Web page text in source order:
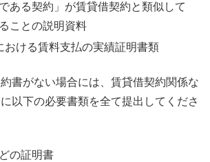
ある契約」が賃貸借契約と類似して
ことの説明資料
おける賃料支払の実績証明書類
書がない場合には、賃貸借契約関係な
以下の必要書類を全て提出してくださ
の証明書